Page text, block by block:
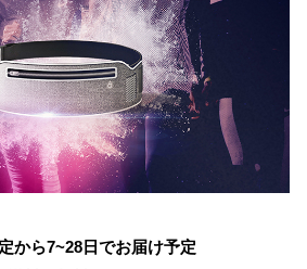
から7~28日でお届け予定